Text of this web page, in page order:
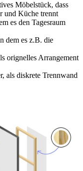
Möbelstück, dass
und Küche trennt
es den Tagesraum
dem es z.B. die
orignelles Arrangement
als diskrete Trennwand